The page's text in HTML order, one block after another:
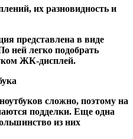
их разновидность и
представлена в виде
ней легко подобрать
ЖК-дисплей.
сложно, поэтому на
подделки. Еще одна
из них